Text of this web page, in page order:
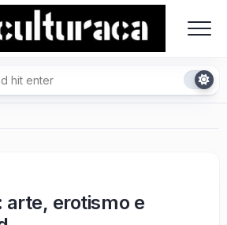
arte, erotismo e